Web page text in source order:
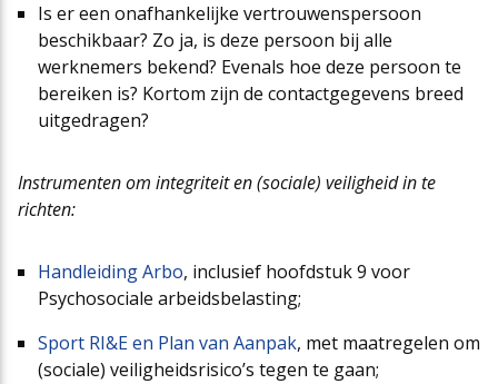
Is er een onafhankelijke vertrouwenspersoon
beschikbaar? Zo ja, is deze persoon bij alle
werknemers bekend? Evenals hoe deze persoon te
bereiken is? Kortom zijn de contactgegevens breed
uitgedragen?
Instrumenten om integriteit en (sociale) veiligheid in te
richten:
Handleiding Arbo, inclusief hoofdstuk 9 voor
Psychosociale arbeidsbelasting;
Sport RI&E en Plan van Aanpak, met maatregelen om
(sociale) veiligheidsrisico’s tegen te gaan;